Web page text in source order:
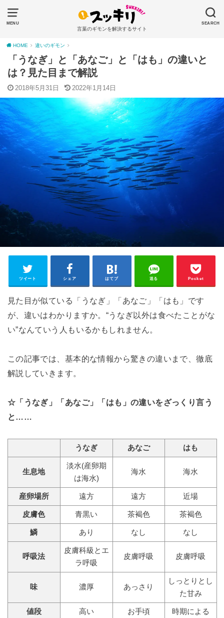
MENU SEARCH
言葉のギモンを解決するサイト
HOME 違いのギモン
「うなぎ」と「あなご」と「はも」の違いと
は？見た目まで解説
2018年5月31日 2022年1月14日
ツイート シェア はてブ 送る Pocket
見た目が似ている「うなぎ」「あなご」「はも」です
が、違いはわかりますか。“うなぎ以外は食べたことがな
い”なんていう人もいるかもしれません。
この記事では、基本的な情報から驚きの違いまで、徹底
解説していきます。
☆「うなぎ」「あなご」「はも」の違いをざっくり言う
と……
うなぎ あなご はも
生息地
淡水(産卵期
は海水)
海水 海水
産卵場所 遠方 遠方 近場
皮膚色 青黒い 茶褐色 茶褐色
鱗 あり なし なし
呼吸法
皮膚科級とエ
ラ呼吸
皮膚呼吸 皮膚呼吸
味 濃厚 あっさり
しっとりとし
た甘み
値段 高い お手頃 時期による